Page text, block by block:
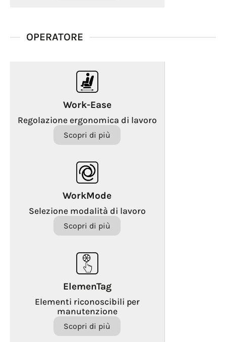
OPERATORE
Work-Ease
Regolazione ergonomica di lavoro
Scopri di più
WorkMode
Selezione modalità di lavoro
Scopri di più
ElemenTag
Elementi riconoscibili per
manutenzione
Scopri di più